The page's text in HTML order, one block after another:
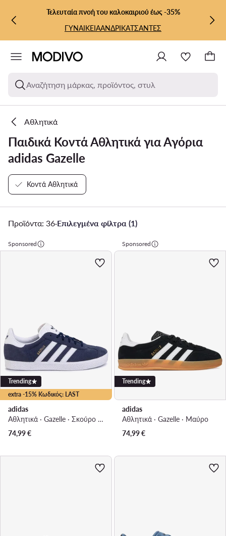
ΜΕΤΆΒΑΣΗ ΣΤΟ ΚΎΡΙΟ ΠΕΡΙΕΧΌΜΕΝΟ
ΜΕΤΆΒΑΣΗ ΣΤΗΝ ΑΝΑΖΉΤΗΣΗ
Τελευταία πνοή του καλοκαιριού έως -35%
ΓΥΝΑΙΚΕΙΑΑΝΔΡΙΚΑΤΣΑΝΤΕΣ
Αναζήτηση μάρκας, προϊόντος, στυλ
Αθλητικά
Παιδικά Κοντά Αθλητικά για Αγόρια
adidas Gazelle
Κοντά Αθλητικά
Προϊόντα: 36·Επιλεγμένα φίλτρα (1)
Sponsored
extra -15% Κωδικός: LAST
Trending
adidas
Αθλητικά · Gazelle · Σκούρο μπλε
74,99€
Sponsored
Trending
adidas
Αθλητικά · Gazelle · Μαύρο
74,99€